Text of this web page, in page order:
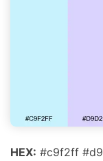
HEX: #c9f2ff